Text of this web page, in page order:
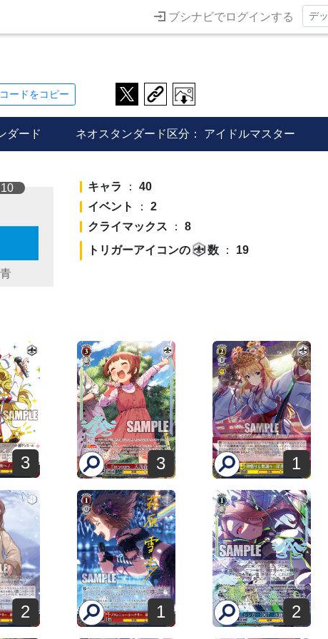
ブシナビでログインする
ードをコピー
ダード ネオスタンダード区分： アイドルマスター
10 キャラ ： 40
イベント
： 2
クライマックス ： 8
トリガーアイコンの
数： 19
3 3 1
2 1 2